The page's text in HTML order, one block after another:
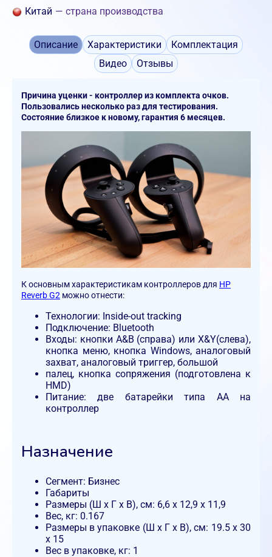
Китай — страна производства
Описание Характеристики
Комплектация
Видео
Отзывы
Причина уценки - контроллер из комплекта очков.
Пользовались несколько раз для тестирования.
Состояние близкое к новому, гарантия 6 месяцев.
К основным характеристикам контроллеров для HP
Reverb G2 можно отнести:
Технологии: Inside-out tracking
Подключение: Bluetooth
Входы: кнопки A&B (справа) или X&Y(слева),
кнопка меню, кнопка Windows, аналоговый
захват, аналоговый триггер, большой
палец, кнопка сопряжения (подготовлена к
HMD)
Питание: две батарейки типа АА на
контроллер
Назначение
Сегмент: Бизнес
Габариты
Размеры (Ш x Г x В), см: 6,6 x 12,9 x 11,9
Вес, кг: 0.167
Размеры в упаковке (Ш x Г x В), см: 19.5 x 30
x 15
Вес в упаковке, кг: 1